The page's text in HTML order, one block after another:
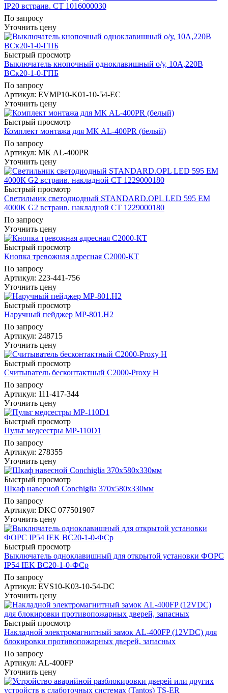
IP20 встраив. СТ 1016000030
По запросу
Уточнить цену
Быстрый просмотр
Выключатель кнопочный одноклавишный о/у, 10А,220В
ВСк20-1-0-ГПБ
По запросу
Артикул: EVMP10-K01-10-54-EC
Уточнить цену
Быстрый просмотр
Комплект монтажа для МК AL-400PR (белый)
По запросу
Артикул: МК AL-400PR
Уточнить цену
Быстрый просмотр
Светильник светодиодный STANDARD.OPL LED 595 EM
4000К G2 встраив. накладной СТ 1229000180
По запросу
Уточнить цену
Быстрый просмотр
Кнопка тревожная адресная С2000-КТ
По запросу
Артикул: 223-441-756
Уточнить цену
Быстрый просмотр
Наручный пейджер MP-801.H2
По запросу
Артикул: 248715
Уточнить цену
Быстрый просмотр
Считыватель бесконтактный С2000-Proxy H
По запросу
Артикул: 111-417-344
Уточнить цену
Быстрый просмотр
Пульт медсестры MP-110D1
По запросу
Артикул: 278355
Уточнить цену
Быстрый просмотр
Шкаф навесной Conchiglia 370х580х330мм
По запросу
Артикул: DKC 077501907
Уточнить цену
Быстрый просмотр
Выключатель одноклавишный для открытой установки ФОРС
IP54 IEK ВС20-1-0-ФСр
По запросу
Артикул: EVS10-K03-10-54-DC
Уточнить цену
Быстрый просмотр
Накладной электромагнитный замок AL-400FP (12VDC) для
блокировки противопожарных дверей, запасных
По запросу
Артикул: AL-400FP
Уточнить цену